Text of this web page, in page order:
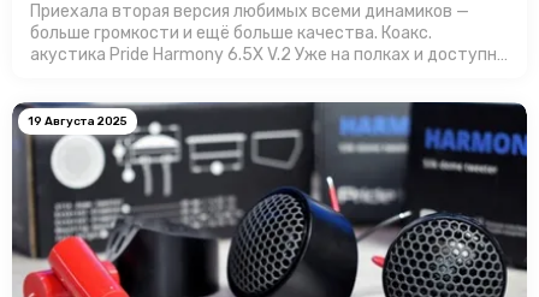
Приехала вторая версия любимых всеми динамиков —
больше громкости и ещё больше качества. Коакс.
акустика Pride Harmony 6.5X V.2 Уже на полках и доступны
19 Августа 2025